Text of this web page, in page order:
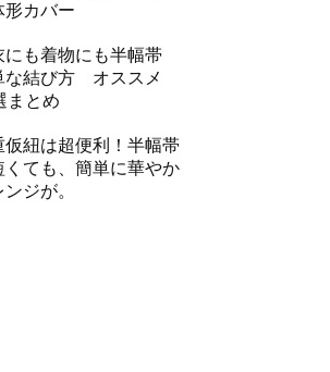
形カバー
にも着物にも半幅帯
な結び方 オススメ
まとめ
仮紐は超便利！半幅帯
くても、簡単に華やか
ジが。